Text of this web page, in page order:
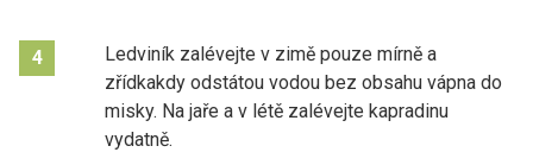
4
Ledviník zalévejte v zimě pouze mírně a
zřídkakdy odstátou vodou bez obsahu vápna do
misky. Na jaře a v létě zalévejte kapradinu
vydatně.